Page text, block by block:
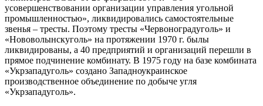
усовершенствовании организации управления угольной
промышленностью», ликвидировались самостоятельные
звенья – тресты. Поэтому тресты «Червоноградуголь» и
«Нововолынскуголь» на протяжении 1970 г. былы
ликвидированы, а 40 предприятий и организаций перешли в
прямое подчинение комбинату. В 1975 году на базе комбината
«Укрзападуголь» создано Западноукраинское
производственное объединение по добыче угля
«Укрзападуголь».